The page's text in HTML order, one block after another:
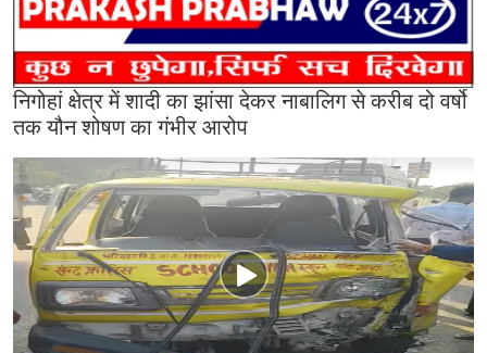
निगोहां क्षेत्र में शादी का झांसा देकर नाबालिग से करीब दो वर्षो
तक यौन शोषण का गंभीर आरोप